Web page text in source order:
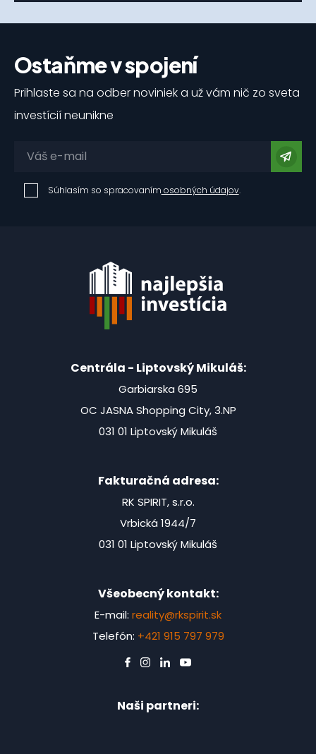
Ostaňme v spojení
Prihlaste sa na odber noviniek a už vám nič zo sveta
investícií neunikne
Súhlasím so spracovaním osobných údajov.
Centrála - Liptovský Mikuláš:
Garbiarska 695
OC JASNA Shopping City, 3.NP
031 01 Liptovský Mikuláš
Fakturačná adresa:
RK SPIRIT, s.r.o.
Vrbická 1944/7
031 01 Liptovský Mikuláš
Všeobecný kontakt:
E-mail: reality@rkspirit.sk
Telefón: +421 915 797 979
Naši partneri: